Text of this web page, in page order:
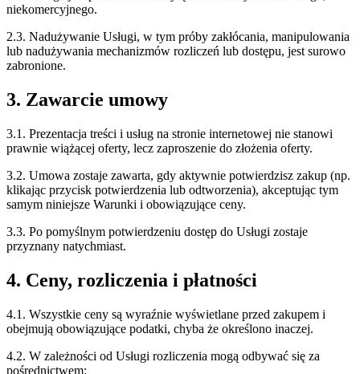
niekomercyjnego.
2.3. Nadużywanie Usługi, w tym próby zakłócania, manipulowania
lub nadużywania mechanizmów rozliczeń lub dostępu, jest surowo
zabronione.
3. Zawarcie umowy
3.1. Prezentacja treści i usług na stronie internetowej nie stanowi
prawnie wiążącej oferty, lecz zaproszenie do złożenia oferty.
3.2. Umowa zostaje zawarta, gdy aktywnie potwierdzisz zakup (np.
klikając przycisk potwierdzenia lub odtworzenia), akceptując tym
samym niniejsze Warunki i obowiązujące ceny.
3.3. Po pomyślnym potwierdzeniu dostęp do Usługi zostaje
przyznany natychmiast.
4. Ceny, rozliczenia i płatności
4.1. Wszystkie ceny są wyraźnie wyświetlane przed zakupem i
obejmują obowiązujące podatki, chyba że określono inaczej.
4.2. W zależności od Usługi rozliczenia mogą odbywać się za
pośrednictwem: